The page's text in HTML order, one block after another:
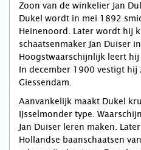
Zoon van de winkelier Jan
Dukel wordt in mei 1892
Heinenoord. Later wordt hij
schaatsenmaker Jan Duiser
Hoogstwaarschijnlijk leert hij
In december 1900 vestigt hij
Giessendam.
Aanvankelijk maakt Dukel
IJsselmonder type.
Jan Duiser leren maken.
Hollandse baanschaatsen